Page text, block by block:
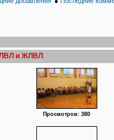
и ЖЛВЛ
Просмотров: 380